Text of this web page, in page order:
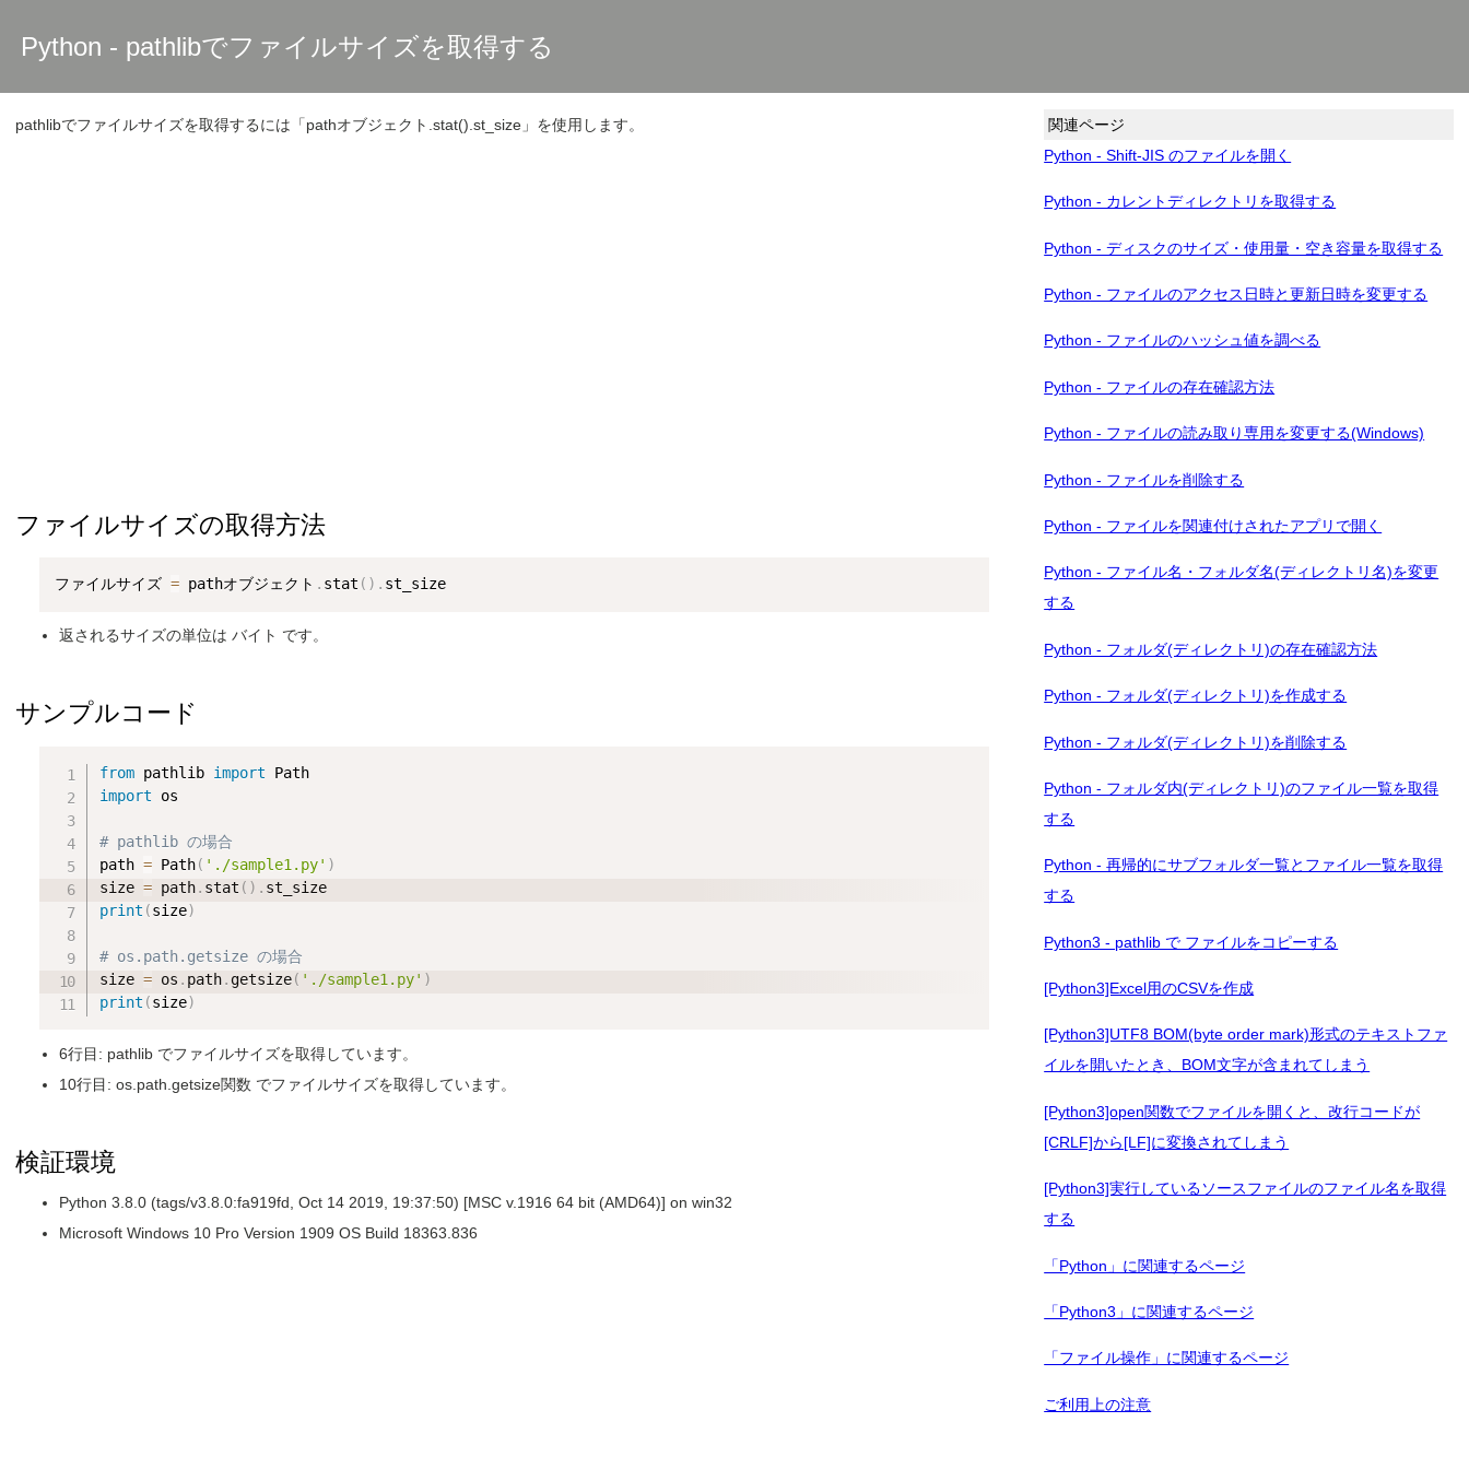
Python - pathlibでファイルサイズを取得する
pathlibでファイルサイズを取得するには「pathオブジェクト.stat().st_size」を使用します。
ファイルサイズの取得方法
ファイルサイズ = pathオブジェクト . stat ( ) .
返されるサイズの単位は バイト です。
サンプルコード
from pathlib import
Path
import os
# pathlib の場合
path = Path( './sample1.py' )
size = path. stat ( ) .
st_size
print (size)
# os.path.getsize の場合
size = os . path. getsize( './sample1.py' )
print (size)
6行目: pathlib でファイルサイズを取得しています。
10行目: os.path.getsize関数 でファイルサイズを取得しています。
検証環境
Python 3.8.0 (tags/v3.8.0:fa919fd, Oct 14 2019, 19:37:50) [MSC v.1916 64 bit (AMD64)] on win32
Microsoft Windows 10 Pro Version 1909 OS Build 18363.836
関連ページ
Python - Shift-JIS のファイルを開く
Python - カレントディレクトリを取得する
Python - ディスクのサイズ・使用量・空き容量を取得する
Python - ファイルのアクセス日時と更新日時を変更する
Python - ファイルのハッシュ値を調べる
Python - ファイルの存在確認方法
Python - ファイルの読み取り専用を変更する(Windows)
Python - ファイルを削除する
Python - ファイルを関連付けされたアプリで開く
Python - ファイル名・フォルダ名(ディレクトリ名)を変更
する
Python - フォルダ(ディレクトリ)の存在確認方法
Python - フォルダ(ディレクトリ)を作成する
Python - フォルダ(ディレクトリ)を削除する
Python - フォルダ内(ディレクトリ)のファイル一覧を取得
する
Python - 再帰的にサブフォルダ一覧とファイル一覧を取得
する
Python3 - pathlib で ファイルをコピーする
[Python3]Excel用のCSVを作成
[Python3]UTF8 BOM(byte order mark)形式のテキストファ
イルを開いたとき、BOM文字が含まれてしまう
[Python3]open関数でファイルを開くと、改行コードが
[CRLF]から[LF]に変換されてしまう
[Python3]実行しているソースファイルのファイル名を取得
する
「Python」に関連するページ
「Python3」に関連するページ
「ファイル操作」に関連するページ
ご利用上の注意